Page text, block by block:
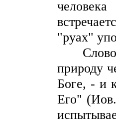
"руах"
Слово
природу
Боге, - и
Его"